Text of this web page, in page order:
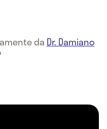
da Dr. Damiano